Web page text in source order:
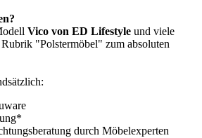
Vico von ED Lifestyle und viele
"Polstermöbel" zum absoluten
durch Möbelexperten